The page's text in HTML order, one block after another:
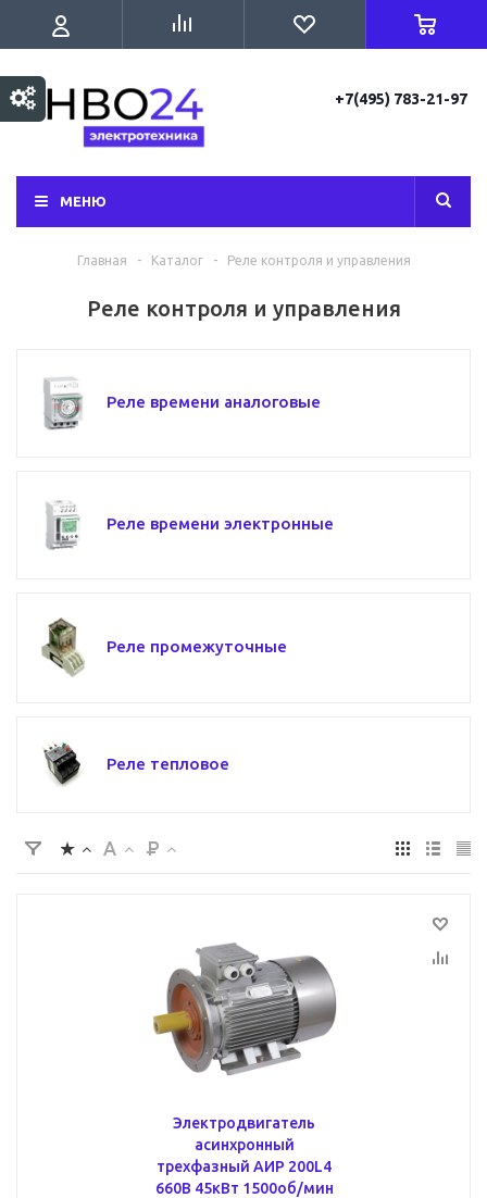
+7(495) 783-21-97
МЕНЮ
Главная - Каталог - Реле контроля и управления
Реле контроля и управления
Реле времени аналоговые
Реле времени электронные
Реле промежуточные
Реле тепловое
Электродвигатель
асинхронный
трехфазный АИР 200L4
660В 45кВт 1500об/мин